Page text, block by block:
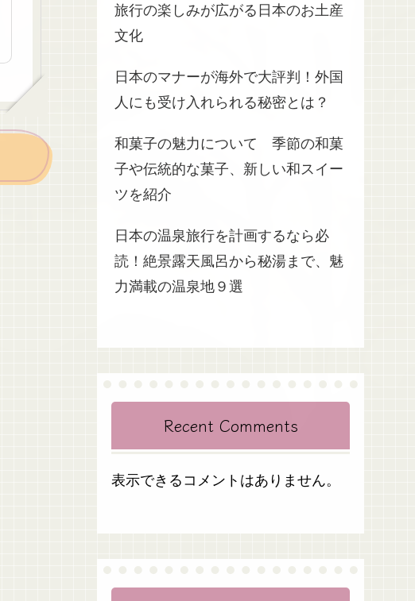
旅行の楽しみが広がる日本のお土産
文化
日本のマナーが海外で大評判！外国
人にも受け入れられる秘密とは？
和菓子の魅力について 季節の和菓
子や伝統的な菓子、新しい和スイー
ツを紹介
日本の温泉旅行を計画するなら必
読！絶景露天風呂から秘湯まで、魅
力満載の温泉地９選
Recent Comments
表示できるコメントはありません。